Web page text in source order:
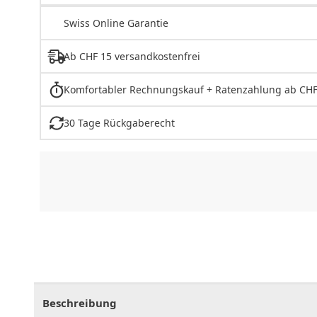
Swiss Online Garantie
Ab CHF 15 versandkostenfrei
Komfortabler Rechnungskauf + Ratenzahlung ab
30 Tage Rückgaberecht
Beschreibung